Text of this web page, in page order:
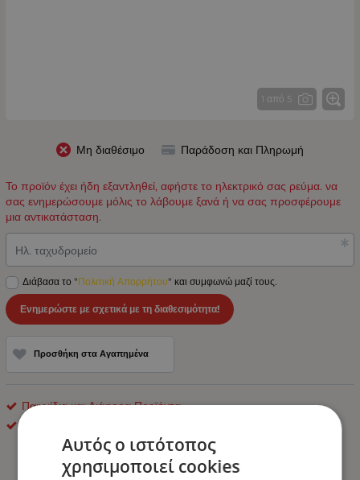
1 από 5
Μη διαθέσιμο Παράδοση και Πληρωμή
Το προϊόν έχει ήδη εξαντληθεί, αφήστε το ηλεκτρικό σας ρεύμα. να
σας ενημερώσουμε μόλις το λάβουμε ξανά ή να σας προσφέρουμε
μια αντικατάσταση.
Ηλ. ταχυδρομείο
Διάβασα το "Πολιτική Απορρήτου" και συμφωνώ μαζί τους.
Ενημερώστε με σχετικά με τη διαθεσιμότητα!
Προσθήκη στα Αγαπημένα
Παιχνίδια και Διάφορα Προϊόντα
Αυτός ο ιστότοπος
χρησιμοποιεί cookies